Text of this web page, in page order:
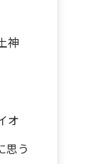
神
オ
思う